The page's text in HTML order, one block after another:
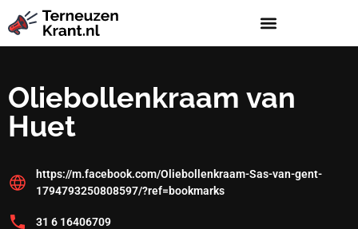
Oliebollenkraam van
Huet
https://m.facebook.com/Oliebollenkraam-Sas-van-gent-
1794793250808597/?ref=bookmarks
31 6 16406709